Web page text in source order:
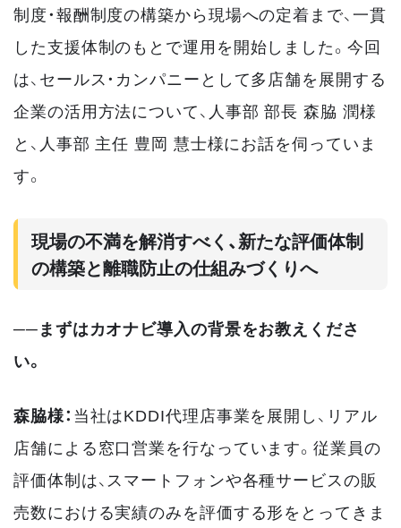
制度・報酬制度の構築から現場への定着まで、一貫
した支援体制のもとで運用を開始しました。今回
は、セールス・カンパニーとして多店舗を展開する
企業の活用方法について、人事部 部長 森脇 潤様
と、人事部 主任 豊岡 慧士様にお話を伺っていま
す。
現場の不満を解消すべく、新たな評価体制
の構築と離職防止の仕組みづくりへ
──まずはカオナビ導入の背景をお教えくださ
い。
森脇様：当社はKDDI代理店事業を展開し、リアル
店舗による窓口営業を行なっています。従業員の
評価体制は、スマートフォンや各種サービスの販
売数における実績のみを評価する形をとってきま